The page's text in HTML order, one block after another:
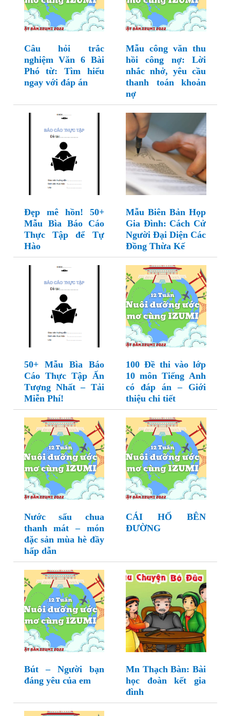
Câu hỏi trắc
nghiệm Văn 6 Bài
Phó từ: Tìm hiểu
ngay với đáp án
Mẫu công văn thu
hồi công nợ: Lời
nhắc nhở, yêu cầu
thanh toán khoản
nợ
Đẹp mê hồn! 50+
Mẫu Bìa Báo Cáo
Thực Tập để Tự
Hào
Mẫu Biên Bản Họp
Gia Đình: Cách Cử
Người Đại Diện Các
Đồng Thừa Kế
50+ Mẫu Bìa Báo
Cáo Thực Tập Ấn
Tượng Nhất – Tải
Miễn Phí!
100 Đề thi vào lớp
10 môn Tiếng Anh
có đáp án – Giới
thiệu chi tiết
Nước sấu chua
thanh mát – món
đặc sản mùa hè đầy
hấp dẫn
CÁI HỐ BÊN
ĐƯỜNG
Bút – Người bạn
đáng yêu của em
Mn Thạch Bàn: Bài
học đoàn kết gia
đình